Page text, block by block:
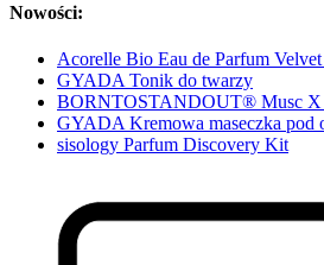
Nowości:
Acorelle Bio Eau de Parfum Velvet
GYADA Tonik do twarzy
BORNTOSTANDOUT® Musc X
GYADA Kremowa maseczka pod
sisology Parfum Discovery Kit